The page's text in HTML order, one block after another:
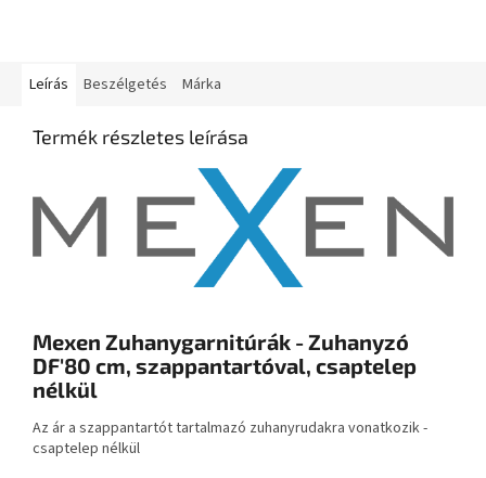
Leírás Beszélgetés Márka
Termék részletes leírása
Mexen Zuhanygarnitúrák - Zuhanyzó
DF′80 cm, szappantartóval, csaptelep
nélkül
Az ár a szappantartót tartalmazó zuhanyrudakra vonatkozik -
csaptelep nélkül